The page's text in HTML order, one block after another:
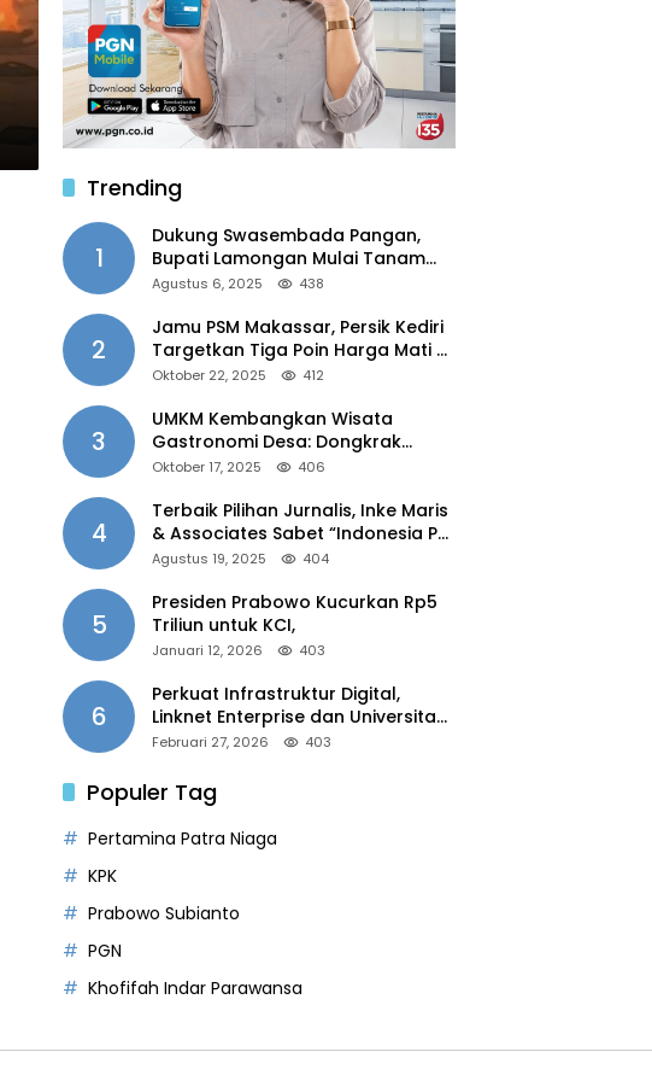
Trending
1
Dukung Swasembada Pangan,
Bupati Lamongan Mulai Tanam
Padi Musim Ketiga
Agustus 6, 2025 438
2
Jamu PSM Makassar, Persik Kediri
Targetkan Tiga Poin Harga Mati di
Kandang
Oktober 22, 2025 412
3
UMKM Kembangkan Wisata
Gastronomi Desa: Dongkrak
Ekonomi Daerah, Perluas Pasar
Oktober 17, 2025 406
4
Terbaik Pilihan Jurnalis, Inke Maris
& Associates Sabet “Indonesia PR
of the Year 2025”
Agustus 19, 2025 404
5
Presiden Prabowo Kucurkan Rp5
Triliun untuk KCI,
Januari 12, 2026 403
6
Perkuat Infrastruktur Digital,
Linknet Enterprise dan Universitas
Jember Jalin Kolaborasi Smart
Februari 27, 2026 403
Populer Tag
Pertamina Patra Niaga
KPK
Prabowo Subianto
PGN
Khofifah Indar Parawansa